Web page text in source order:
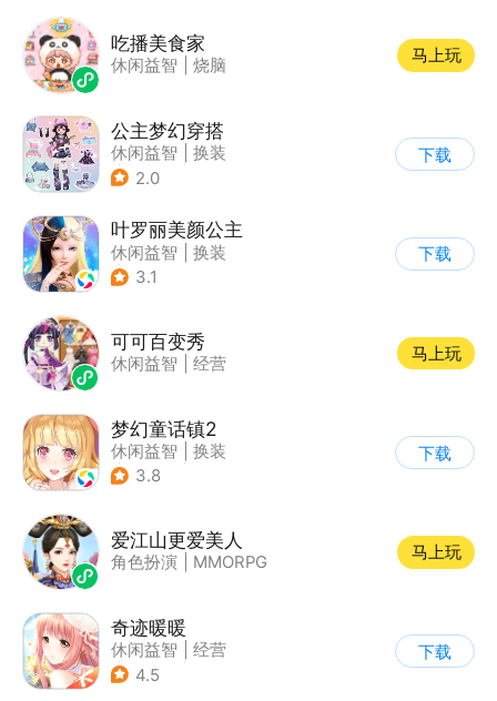
吃播美食家
休闲益智 烧脑
马上玩
公主梦幻穿搭
休闲益智
换装
| 女性向
2.0
下载
叶罗丽美颜公主
休闲益智
换装
| 动漫改编
3.1
下载
可可百变秀
休闲益智 经营
马上玩
梦幻童话镇2
休闲益智
换装
| 女性向
3.8
下载
爱江山更爱美人
角色扮演 MMORPG
马上玩
奇迹暖暖
休闲益智
经营
| 美少女
4.5
下载